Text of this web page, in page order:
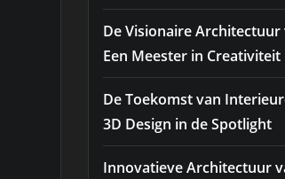
De Visionaire Architectuur
Een Meester in Creativiteit
De Toekomst van
3D Design in de Spotlight
Innovatieve Architectuur